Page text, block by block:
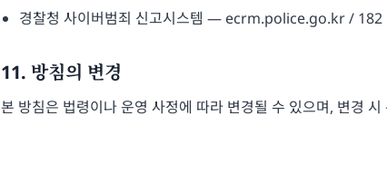
경찰청 사이버범죄 신고시스템 — ecrm.police.go.kr / 182
11. 방침의 변경
본 방침은 법령이나 운영 사정에 따라 변경될 수 있으며, 변경